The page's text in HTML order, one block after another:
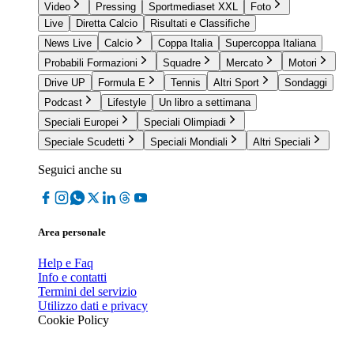
Video Pressing Sportmediaset XXL
Foto
Live
Diretta Calcio
Risultati e Classifiche
News Live
Calcio Coppa Italia
Supercoppa Italiana
Probabili Formazioni
Squadre Mercato
Motori
Drive UP
Formula E Tennis Altri Sport
Sondaggi
Podcast
Lifestyle
Un libro a settimana
Speciali Europei
Speciali Olimpiadi
Speciale Scudetti
Speciali Mondiali Altri Speciali
Seguici anche su
Area personale
Help e Faq
Info e contatti
Termini del servizio
Utilizzo dati e privacy
Cookie Policy